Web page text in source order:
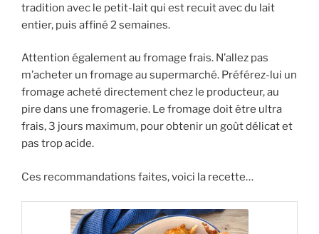
tradition avec le petit-lait qui est recuit avec du lait
entier, puis affiné 2 semaines.
Attention également au fromage frais. N’allez pas
m’acheter un fromage au supermarché. Préférez-lui un
fromage acheté directement chez le producteur, au
pire dans une fromagerie. Le fromage doit être ultra
frais, 3 jours maximum, pour obtenir un goût délicat et
pas trop acide.
Ces recommandations faites, voici la recette…